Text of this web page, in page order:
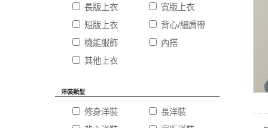
長版上衣
寬版上衣
短版上衣
背心/細肩帶
機能服飾
內搭
其他上衣
洋裝類型
修身洋裝
長洋裝